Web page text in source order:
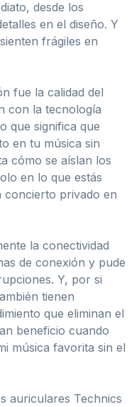
desde los
en el diseño. Y
frágiles en
fue la calidad del
con la tecnología
que significa que
en tu música sin
cómo se aíslan los
en lo que estás
concierto privado en
la conectividad
de conexión y pude
Y, por si
tienen
que eliminan el
beneficio cuando
música favorita sin el
auriculares Technics